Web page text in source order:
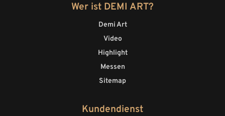
Wer ist DEMI ART?
Demi Art
Video
Highlight
Messen
Sitemap
Kundendienst